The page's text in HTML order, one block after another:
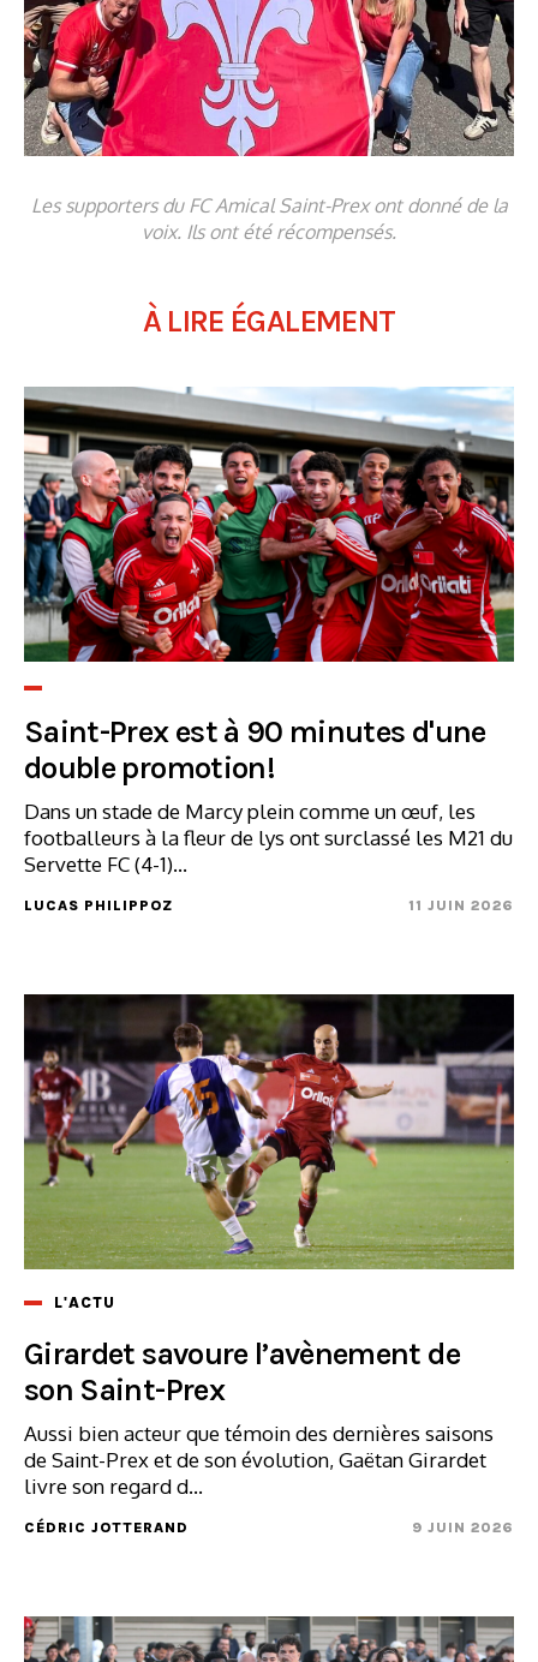
Les supporters du FC Amical Saint-Prex ont donné de la
voix. Ils ont été récompensés.
À LIRE ÉGALEMENT
Saint-Prex est à 90 minutes d'une
double promotion!
Dans un stade de Marcy plein comme un œuf, les
footballeurs à la fleur de lys ont surclassé les M21 du
Servette FC (4-1)...
LUCAS PHILIPPOZ 11 JUIN 2026
L'ACTU
Girardet savoure l’avènement de
son Saint-Prex
Aussi bien acteur que témoin des dernières saisons
de Saint-Prex et de son évolution, Gaëtan Girardet
livre son regard d...
CÉDRIC JOTTERAND 9 JUIN 2026